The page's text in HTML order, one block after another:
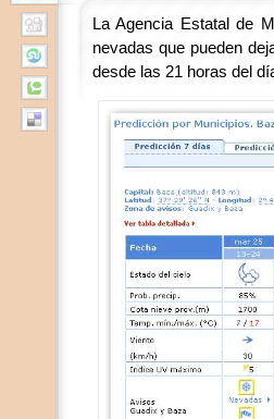
La Agencia Estatal de
nevadas que pueden
desde las 21 horas del